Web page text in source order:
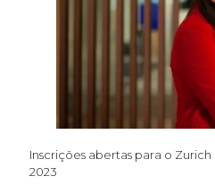
Inscrições abertas para o
2023